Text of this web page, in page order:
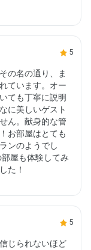
5
の名の通り、ま
ています。オー
ても丁寧に説明
に美しいゲスト
ん。献身的な管
お部屋はとても
ンのようでし
屋も体験してみ
た！
5
じられないほど